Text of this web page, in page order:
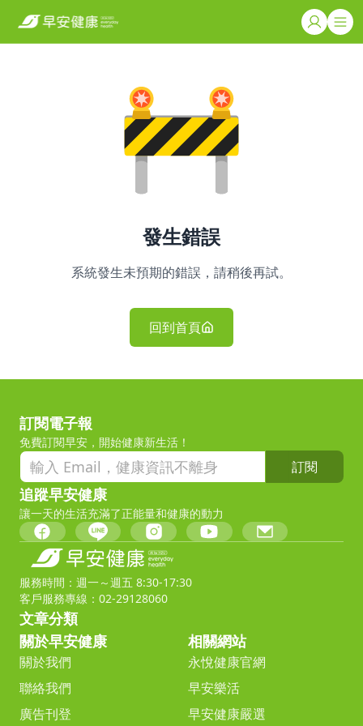
發生錯誤
系統發生未預期的錯誤，請稍後再試。
回到首頁
訂閱電子報
免費訂閱早安，開始健康新生活！
訂閱
追蹤早安健康
讓一天的生活充滿了正能量和健康的動力
服務時間：週一～週五 8:30-17:30
客戶服務專線：02-29128060
文章分類
關於早安健康
關於我們
聯絡我們
廣告刊登
相關網站
永悅健康官網
早安樂活
早安健康嚴選